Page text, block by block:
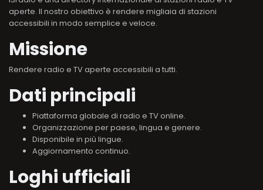
aperte. Il nostro obiettivo è rendere migliaia di stazioni
accessibili in modo semplice e veloce.
Missione
Rendere radio e TV aperte accessibili a tutti.
Dati principali
Piattaforma globale di radio e TV online.
Organizzazione per paese, lingua e genere.
Disponibile in più lingue.
Aggiornamento continuo.
Loghi ufficiali